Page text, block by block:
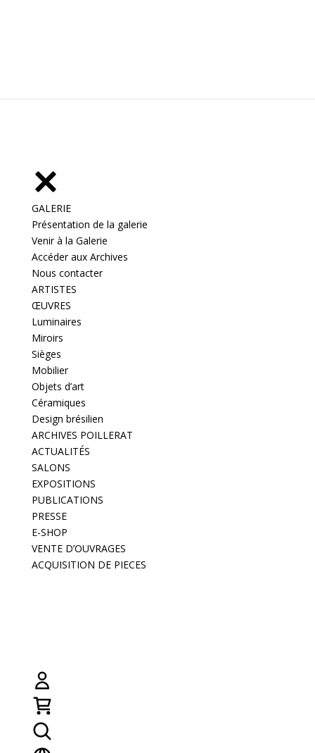
GALERIE
Présentation de la galerie
Venir à la Galerie
Accéder aux Archives
Nous contacter
ARTISTES
ŒUVRES
Luminaires
Miroirs
Sièges
Mobilier
Objets d’art
Céramiques
Design brésilien
ARCHIVES POILLERAT
ACTUALITÉS
SALONS
EXPOSITIONS
PUBLICATIONS
PRESSE
E-SHOP
VENTE D’OUVRAGES
ACQUISITION DE PIECES